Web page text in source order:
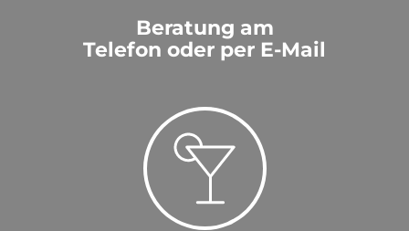
Beratung am
Telefon oder per E-Mail